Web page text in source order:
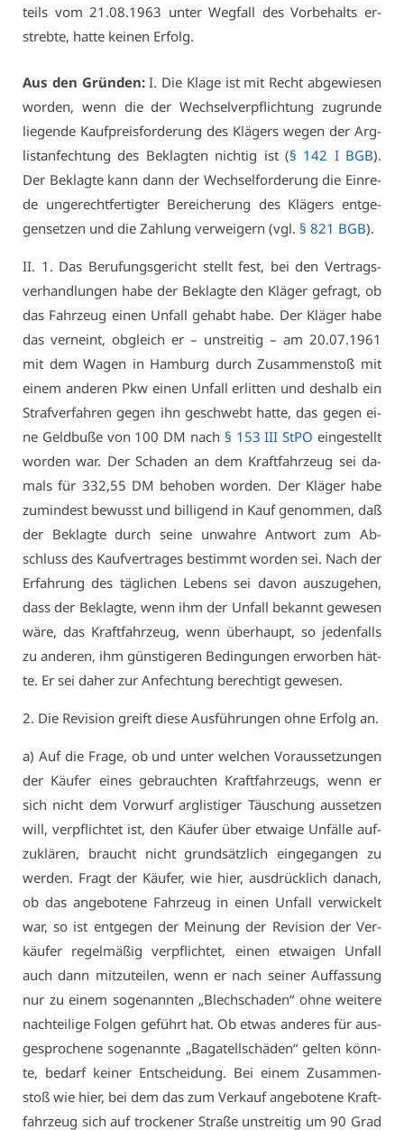
teils vom 21.08.1963 un­ter Weg­fall des Vor­be­halts er­
streb­te, hat­te kei­nen Er­folg.
Aus den Grün­den:I. Die Kla­ge ist mit Recht ab­ge­wie­sen
wor­den, wenn die der Wech­sel­ver­pflich­tung zu­grun­de
lie­gen­de Kauf­preis­for­de­rung des Klä­gers we­gen der Arg­
listan­fech­tung des Be­klag­ten nich­tig ist (§ 142 I BGB).
Der Be­klag­te kann dann der Wech­sel­for­de­rung die Ein­re­
de un­ge­recht­fer­tig­ter Be­rei­che­rung des Klä­gers ent­ge­
gen­set­zen und die Zah­lung ver­wei­gern (vgl. § 821 BGB).
II. 1. Das Be­ru­fungs­ge­richt stellt fest, bei den Ver­trags­
ver­hand­lun­gen ha­be der Be­klag­te den Klä­ger ge­fragt, ob
das Fahr­zeug ei­nen Un­fall ge­habt ha­be. Der Klä­ger ha­be
das ver­neint, ob­gleich er – un­strei­tig – am 20.07.1961
mit dem Wa­gen in Ham­burg durch Zu­sam­men­stoß mit
ei­nem an­de­ren Pkw ei­nen Un­fall er­lit­ten und des­halb ein
Straf­ver­fah­ren ge­gen ihn ge­schwebt hat­te, das ge­gen ei­
ne Geld­bu­ße von 100 DM nach § 153 III StPO ein­ge­stellt
wor­den war. Der Scha­den an dem Kraft­fahr­zeug sei da­
mals für 332,55 DM be­ho­ben wor­den. Der Klä­ger ha­be
zu­min­dest be­wusst und bil­li­gend in Kauf ge­nom­men, daß
der Be­klag­te durch sei­ne un­wah­re Ant­wort zum Ab­
schluss des Kauf­ver­tra­ges be­stimmt wor­den sei. Nach der
Er­fah­rung des täg­li­chen Le­bens sei da­von aus­zu­ge­hen,
dass der Be­klag­te, wenn ihm der Un­fall be­kannt ge­we­sen
wä­re, das Kraft­fahr­zeug, wenn über­haupt, so je­den­falls
zu an­de­ren, ihm güns­ti­ge­ren Be­din­gun­gen er­wor­ben hät­
te. Er sei da­her zur An­fech­tung be­rech­tigt ge­we­sen.
2. Die Re­vi­si­on greift die­se Aus­füh­run­gen oh­ne Er­folg an.
a) Auf die Fra­ge, ob und un­ter wel­chen Vor­aus­set­zun­gen
der Käu­fer ei­nes ge­brauch­ten Kraft­fahr­zeugs, wenn er
sich nicht dem Vor­wurf arg­lis­ti­ger Täu­schung aus­set­zen
will, ver­pflich­tet ist, den Käu­fer über et­wai­ge Un­fäl­le auf­
zu­klä­ren, braucht nicht grund­sätz­lich ein­ge­gan­gen zu
wer­den. Fragt der Käu­fer, wie hier, aus­drück­lich da­nach,
ob das an­ge­bo­te­ne Fahr­zeug in ei­nen Un­fall ver­wi­ckelt
war, so ist ent­ge­gen der Mei­nung der Re­vi­si­on der Ver­
käu­fer re­gel­mä­ßig ver­pflich­tet, ei­nen et­wai­gen Un­fall
auch dann mit­zu­tei­len, wenn er nach sei­ner Auf­fas­sung
nur zu ei­nem so­ge­nann­ten „Blech­scha­den“ oh­ne wei­te­re
nach­tei­li­ge Fol­gen ge­führt hat. Ob et­was an­de­res für aus­
ge­spro­che­ne so­ge­nann­te „Ba­ga­tell­schä­den“ gel­ten könn­
te, be­darf kei­ner Ent­schei­dung. Bei ei­nem Zu­sam­men­
stoß wie hier, bei dem das zum Ver­kauf an­ge­bo­te­ne Kraft­
fahr­zeug sich auf tro­cke­ner Stra­ße un­strei­tig um 90 Grad